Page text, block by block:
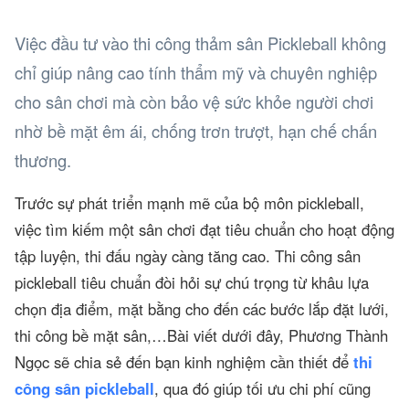
Việc đầu tư vào thi công thảm sân Pickleball không
chỉ giúp nâng cao tính thẩm mỹ và chuyên nghiệp
cho sân chơi mà còn bảo vệ sức khỏe người chơi
nhờ bề mặt êm ái, chống trơn trượt, hạn chế chấn
thương.
Trước sự phát triển mạnh mẽ của bộ môn pickleball,
việc tìm kiếm một sân chơi đạt tiêu chuẩn cho hoạt động
tập luyện, thi đấu ngày càng tăng cao. Thi công sân
pickleball tiêu chuẩn đòi hỏi sự chú trọng từ khâu lựa
chọn địa điểm, mặt bằng cho đến các bước lắp đặt lưới,
thi công bề mặt sân,…Bài viết dưới đây, Phương Thành
Ngọc sẽ chia sẻ đến bạn kinh nghiệm cần thiết để thi
công sân pickleball, qua đó giúp tối ưu chi phí cũng